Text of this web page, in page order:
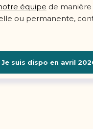
équipe de manière
ou permanente,
Je suis dispo en avril